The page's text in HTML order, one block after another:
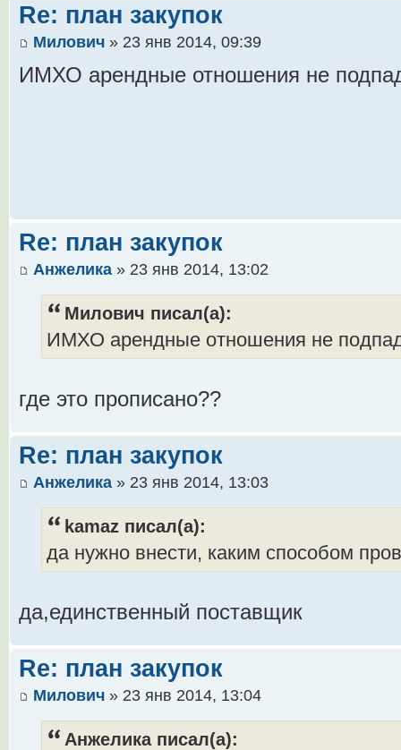
Re: план закупок
Милович » 23 янв 2014, 09:39
ИМХО арендные отношения не
Re: план закупок
Анжелика » 23 янв 2014, 13:02
Милович писал(а):
ИМХО арендные отношения не
где это прописано??
Re: план закупок
Анжелика » 23 янв 2014, 13:03
kamaz писал(а):
да нужно внести, каким способом
да,единственный поставщик
Re: план закупок
Милович » 23 янв 2014, 13:04
Анжелика писал(а):